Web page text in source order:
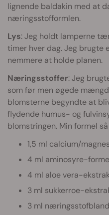
lignende baldakin med at
næringsstofformlen.
Lys: Jeg holdt lamperne
timer hver dag. Jeg brugte
nemmere at holde planen.
Næringsstoffer: Jeg
som før men øgede
blomsterne begyndte at
flydende humus- og
blomstringen. Min formel
1,5 ml calcium/
4 ml aminosyre-
4 ml aloe vera-
3 ml sukkerroe-
3 ml